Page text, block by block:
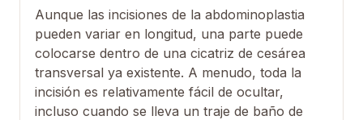
Aunque las incisiones de la abdominoplastia
pueden variar en longitud, una parte puede
colocarse dentro de una cicatriz de cesárea
transversal ya existente. A menudo, toda la
incisión es relativamente fácil de ocultar,
incluso cuando se lleva un traje de baño de